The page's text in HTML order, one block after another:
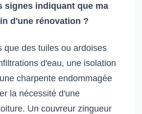
signes indiquant que ma
d'une rénovation ?
que des tuiles ou ardoises
d'eau, une isolation
charpente endommagée
la nécessité d'une
Un couvreur zingueur